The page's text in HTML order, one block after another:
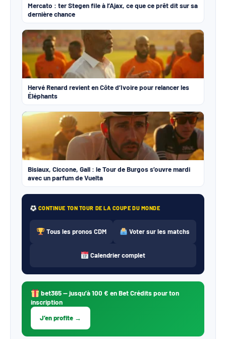
Mercato : ter Stegen file à l’Ajax, ce que ce prêt dit sur sa
dernière chance
Hervé Renard revient en Côte d’Ivoire pour relancer les
Éléphants
Bisiaux, Ciccone, Gall : le Tour de Burgos s’ouvre mardi
avec un parfum de Vuelta
CONTINUE TON TOUR DE LA COUPE DU MONDE
Tous les pronos CDM Voter sur les matchs
Calendrier complet
bet365— jusqu’à 100 € en Bet Crédits pour ton
inscription
J’en profite →